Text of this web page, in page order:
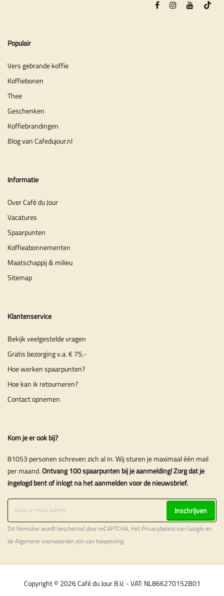
Populair
Vers gebrande koffie
Koffiebonen
Thee
Geschenken
Koffiebrandingen
Blog van Cafedujour.nl
Informatie
Over Café du Jour
Vacatures
Spaarpunten
Koffieabonnementen
Maatschappij & milieu
Sitemap
Klantenservice
Bekijk veelgestelde vragen
Gratis bezorging v.a. € 75,-
Hoe werken spaarpunten?
Hoe kan ik retourneren?
Contact opnemen
Kom je er ook bij?
81053 personen schreven zich al in. Wij sturen je maximaal één mail
per maand.Ontvang 100 spaarpunten bij je aanmelding! Zorg dat je
ingelogd bent of inlogt na het aanmelden voor de nieuwsbrief.
Inschrijven
Dit formulier wordt beschermd door reCAPTCHA. Het Privacybeleidvan Google en
deAlgemene voorwaardenzijn van toepassing.
Copyright © 2026 Café du Jour B.V. - VAT: NL866270152B01